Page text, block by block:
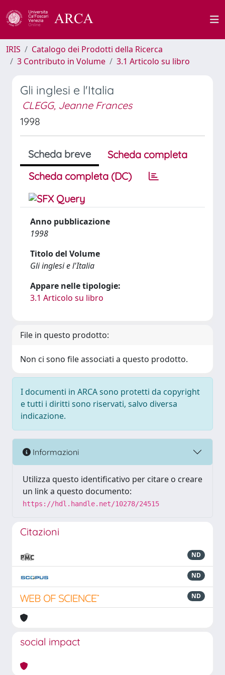
IRIS
Catalogo dei Prodotti della Ricerca
3 Contributo in Volume
3.1 Articolo su libro
Gli inglesi e l'Italia
CLEGG, Jeanne Frances
1998
Scheda breve
Scheda completa
Scheda completa (DC)
Anno pubblicazione
1998
Titolo del Volume
Gli inglesi e l'Italia
Appare nelle tipologie:
3.1 Articolo su libro
File in questo prodotto:
Non ci sono file associati a questo prodotto.
I documenti in ARCA sono protetti da copyright
e tutti i diritti sono riservati, salvo diversa
indicazione.
Informazioni
Utilizza questo identificativo per citare o creare
un link a questo documento:
https://hdl.handle.net/10278/24515
Citazioni
ND
ND
ND
social impact